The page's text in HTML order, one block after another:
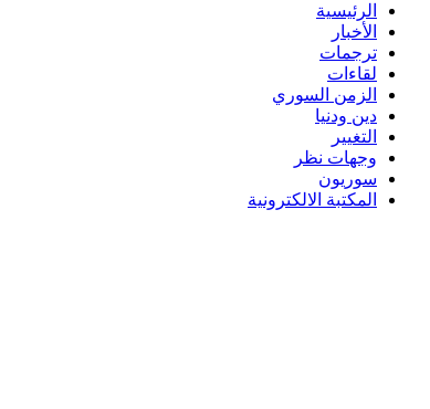
الرئيسية
الأخبار
ترجمات
لقاءات
الزمن السوري
دين ودنيا
التغيير
وجهات نظر
سوريون
المكتبة الالكترونية